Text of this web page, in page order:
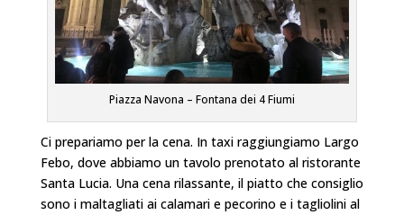
Piazza Navona – Fontana dei 4 Fiumi
Ci prepariamo per la cena. In taxi raggiungiamo Largo
Febo, dove abbiamo un tavolo prenotato al ristorante
Santa Lucia. Una cena rilassante, il piatto che consiglio
sono i maltagliati ai calamari e pecorino e i tagliolini al